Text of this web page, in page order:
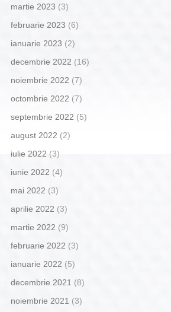
martie 2023 (3)
februarie 2023 (6)
ianuarie 2023 (2)
decembrie 2022 (16)
noiembrie 2022 (7)
octombrie 2022 (7)
septembrie 2022 (5)
august 2022 (2)
iulie 2022 (3)
iunie 2022 (4)
mai 2022 (3)
aprilie 2022 (3)
martie 2022 (9)
februarie 2022 (3)
ianuarie 2022 (5)
decembrie 2021 (8)
noiembrie 2021 (3)